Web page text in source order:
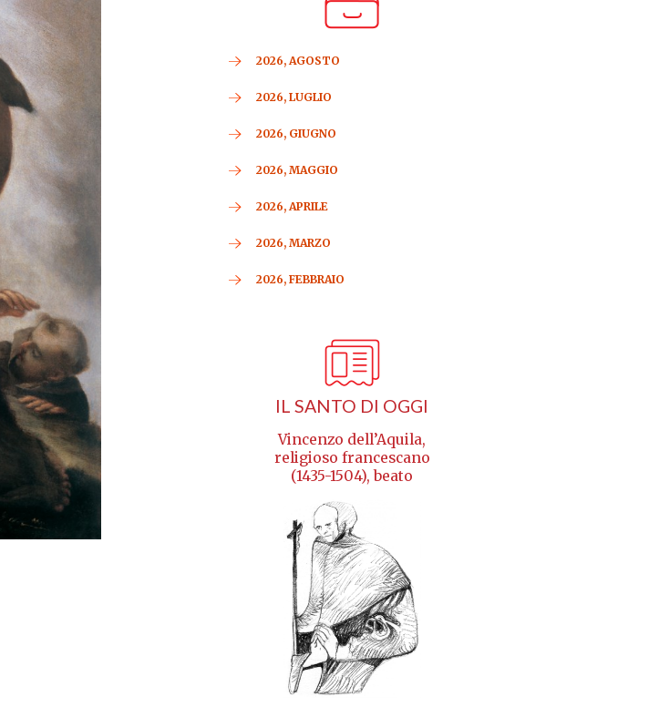
2026, AGOSTO
2026, LUGLIO
2026, GIUGNO
2026, MAGGIO
2026, APRILE
2026, MARZO
2026, FEBBRAIO
IL SANTO DI OGGI
Vincenzo dell’Aquila,
religioso francescano
(1435-1504), beato